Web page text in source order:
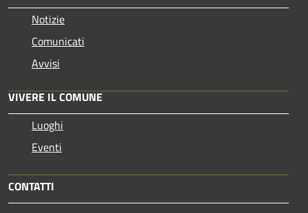
Notizie
Comunicati
Avvisi
VIVERE IL COMUNE
Luoghi
Eventi
CONTATTI